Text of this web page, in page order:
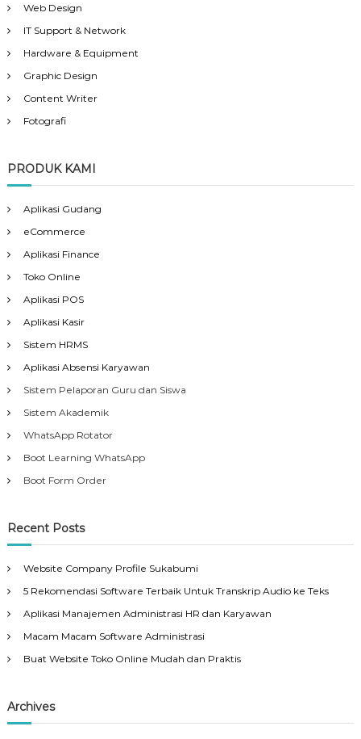
Web Design
IT Support & Network
Hardware & Equipment
Graphic Design
Content Writer
Fotografi
PRODUK KAMI
Aplikasi Gudang
eCommerce
Aplikasi Finance
Toko Online
Aplikasi POS
Aplikasi Kasir
Sistem HRMS
Aplikasi Absensi Karyawan
Sistem Pelaporan Guru dan Siswa
Sistem Akademik
WhatsApp Rotator
Boot Learning WhatsApp
Boot Form Order
Recent Posts
Website Company Profile Sukabumi
5 Rekomendasi Software Terbaik Untuk Transkrip Audio ke Teks
Aplikasi Manajemen Administrasi HR dan Karyawan
Macam Macam Software Administrasi
Buat Website Toko Online Mudah dan Praktis
Archives